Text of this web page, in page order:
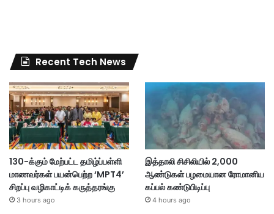
Recent Tech News
130-க்கும் மேற்பட்ட தமிழ்ப்பள்ளி
மாணவர்கள் பயன்பெற்ற ‘MPT4’
சிறப்பு வழிகாட்டிக் கருத்தரங்கு
3 hours ago
இத்தாலி சிசிலியில் 2,000
ஆண்டுகள் பழமையான ரோமானிய
கப்பல் கண்டுபிடிப்பு
4 hours ago